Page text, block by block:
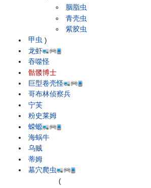
甲虫
胭脂虫
青壳虫
紫胶虫
)
龙虾
吞噬怪
骷髅博士
巨型卷壳怪
哥布林侦察兵
宁芙
粉史莱姆
蝾螈
海蜗牛
乌贼
蒂姆
墓穴爬虫
(